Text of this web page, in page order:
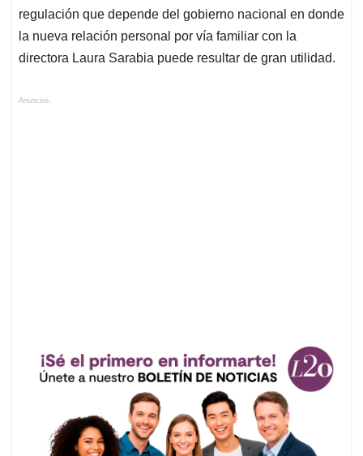
regulación que depende del gobierno nacional en donde
la nueva relación personal por vía familiar con la
directora Laura Sarabia puede resultar de gran utilidad.
Anuncios.